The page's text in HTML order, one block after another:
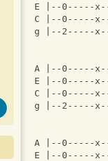
E |--0-----
C |--0-----
g |--2-----
A |--0-----
E |--0-----
C |--0-----
g |--2-----
A |--0-----
E |--0-----